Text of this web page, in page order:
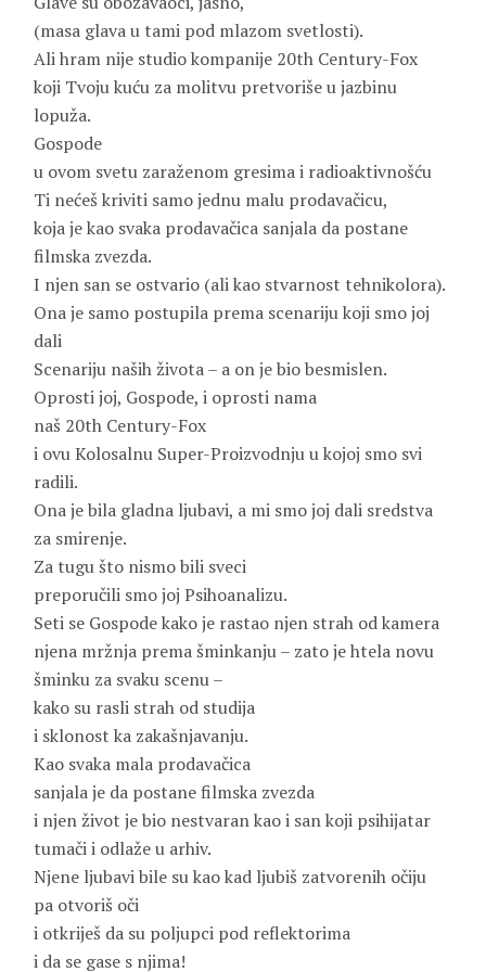
(masa glava u tami pod mlazom svetlosti).
Ali hram nije studio kompanije 20th Century-Fox
koji Tvoju kuću za molitvu pretvoriše u jazbinu
lopuža.
Gospode
u ovom svetu zaraženom gresima i radioaktivnošću
Ti nećeš kriviti samo jednu malu prodavačicu,
koja je kao svaka prodavačica sanjala da postane
filmska zvezda.
I njen san se ostvario (ali kao stvarnost tehnikolora).
Ona je samo postupila prema scenariju koji smo joj
dali
Scenariju naših života – a on je bio besmislen.
Oprosti joj, Gospode, i oprosti nama
naš 20th Century-Fox
i ovu Kolosalnu Super-Proizvodnju u kojoj smo svi
radili.
Ona je bila gladna ljubavi, a mi smo joj dali sredstva
za smirenje.
Za tugu što nismo bili sveci
preporučili smo joj Psihoanalizu.
Seti se Gospode kako je rastao njen strah od kamera
njena mržnja prema šminkanju – zato je htela novu
šminku za svaku scenu –
kako su rasli strah od studija
i sklonost ka zakašnjavanju.
Kao svaka mala prodavačica
sanjala je da postane filmska zvezda
i njen život je bio nestvaran kao i san koji psihijatar
tumači i odlaže u arhiv.
Njene ljubavi bile su kao kad ljubiš zatvorenih očiju
pa otvoriš oči
i otkriješ da su poljupci pod reflektorima
i da se gase s njima!